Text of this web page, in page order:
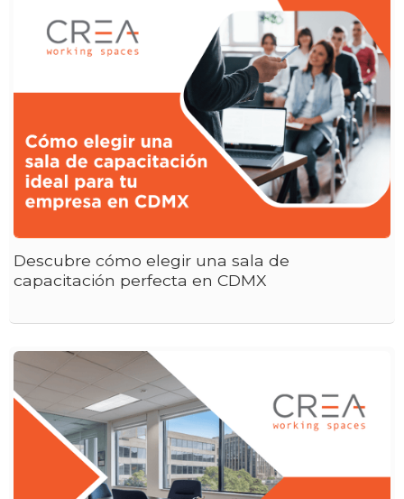
Descubre cómo elegir una sala de
capacitación perfecta en CDMX